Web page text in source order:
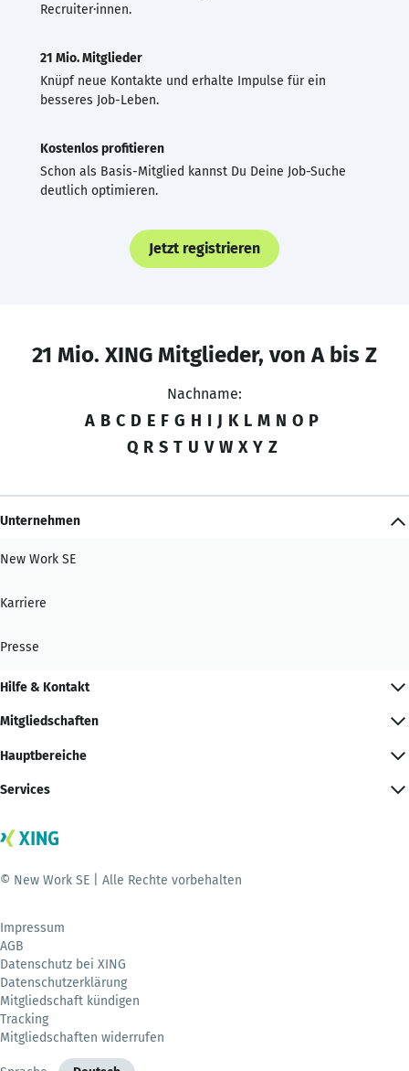
Recruiter·innen.
21 Mio. Mitglieder
Knüpf neue Kontakte und erhalte Impulse für ein
besseres Job-Leben.
Kostenlos profitieren
Schon als Basis-Mitglied kannst Du Deine Job-Suche
deutlich optimieren.
Jetzt registrieren
21 Mio. XING Mitglieder, von A bis Z
Nachname:
A B C D E F G H I J K L M N O P
Q R S T U V W X Y Z
Unternehmen
New Work SE
Karriere
Presse
Hilfe & Kontakt
Mitgliedschaften
Hauptbereiche
Services
© New Work SE | Alle Rechte vorbehalten
Impressum
AGB
Datenschutz bei XING
Datenschutzerklärung
Mitgliedschaft kündigen
Tracking
Mitgliedschaften widerrufen